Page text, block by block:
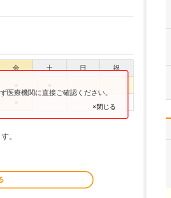
金 土 日 祝
医療機関に直接ご確認ください。
×閉じる
。